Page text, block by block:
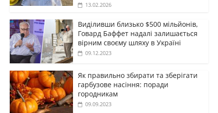
13.02.2026
Виділивши близько $500 мільйонів,
Говард Баффет надалі залишається
вірним своєму шляху в Україні
09.12.2023
Як правильно збирати та зберігати
гарбузове насіння: поради
городникам
09.09.2023